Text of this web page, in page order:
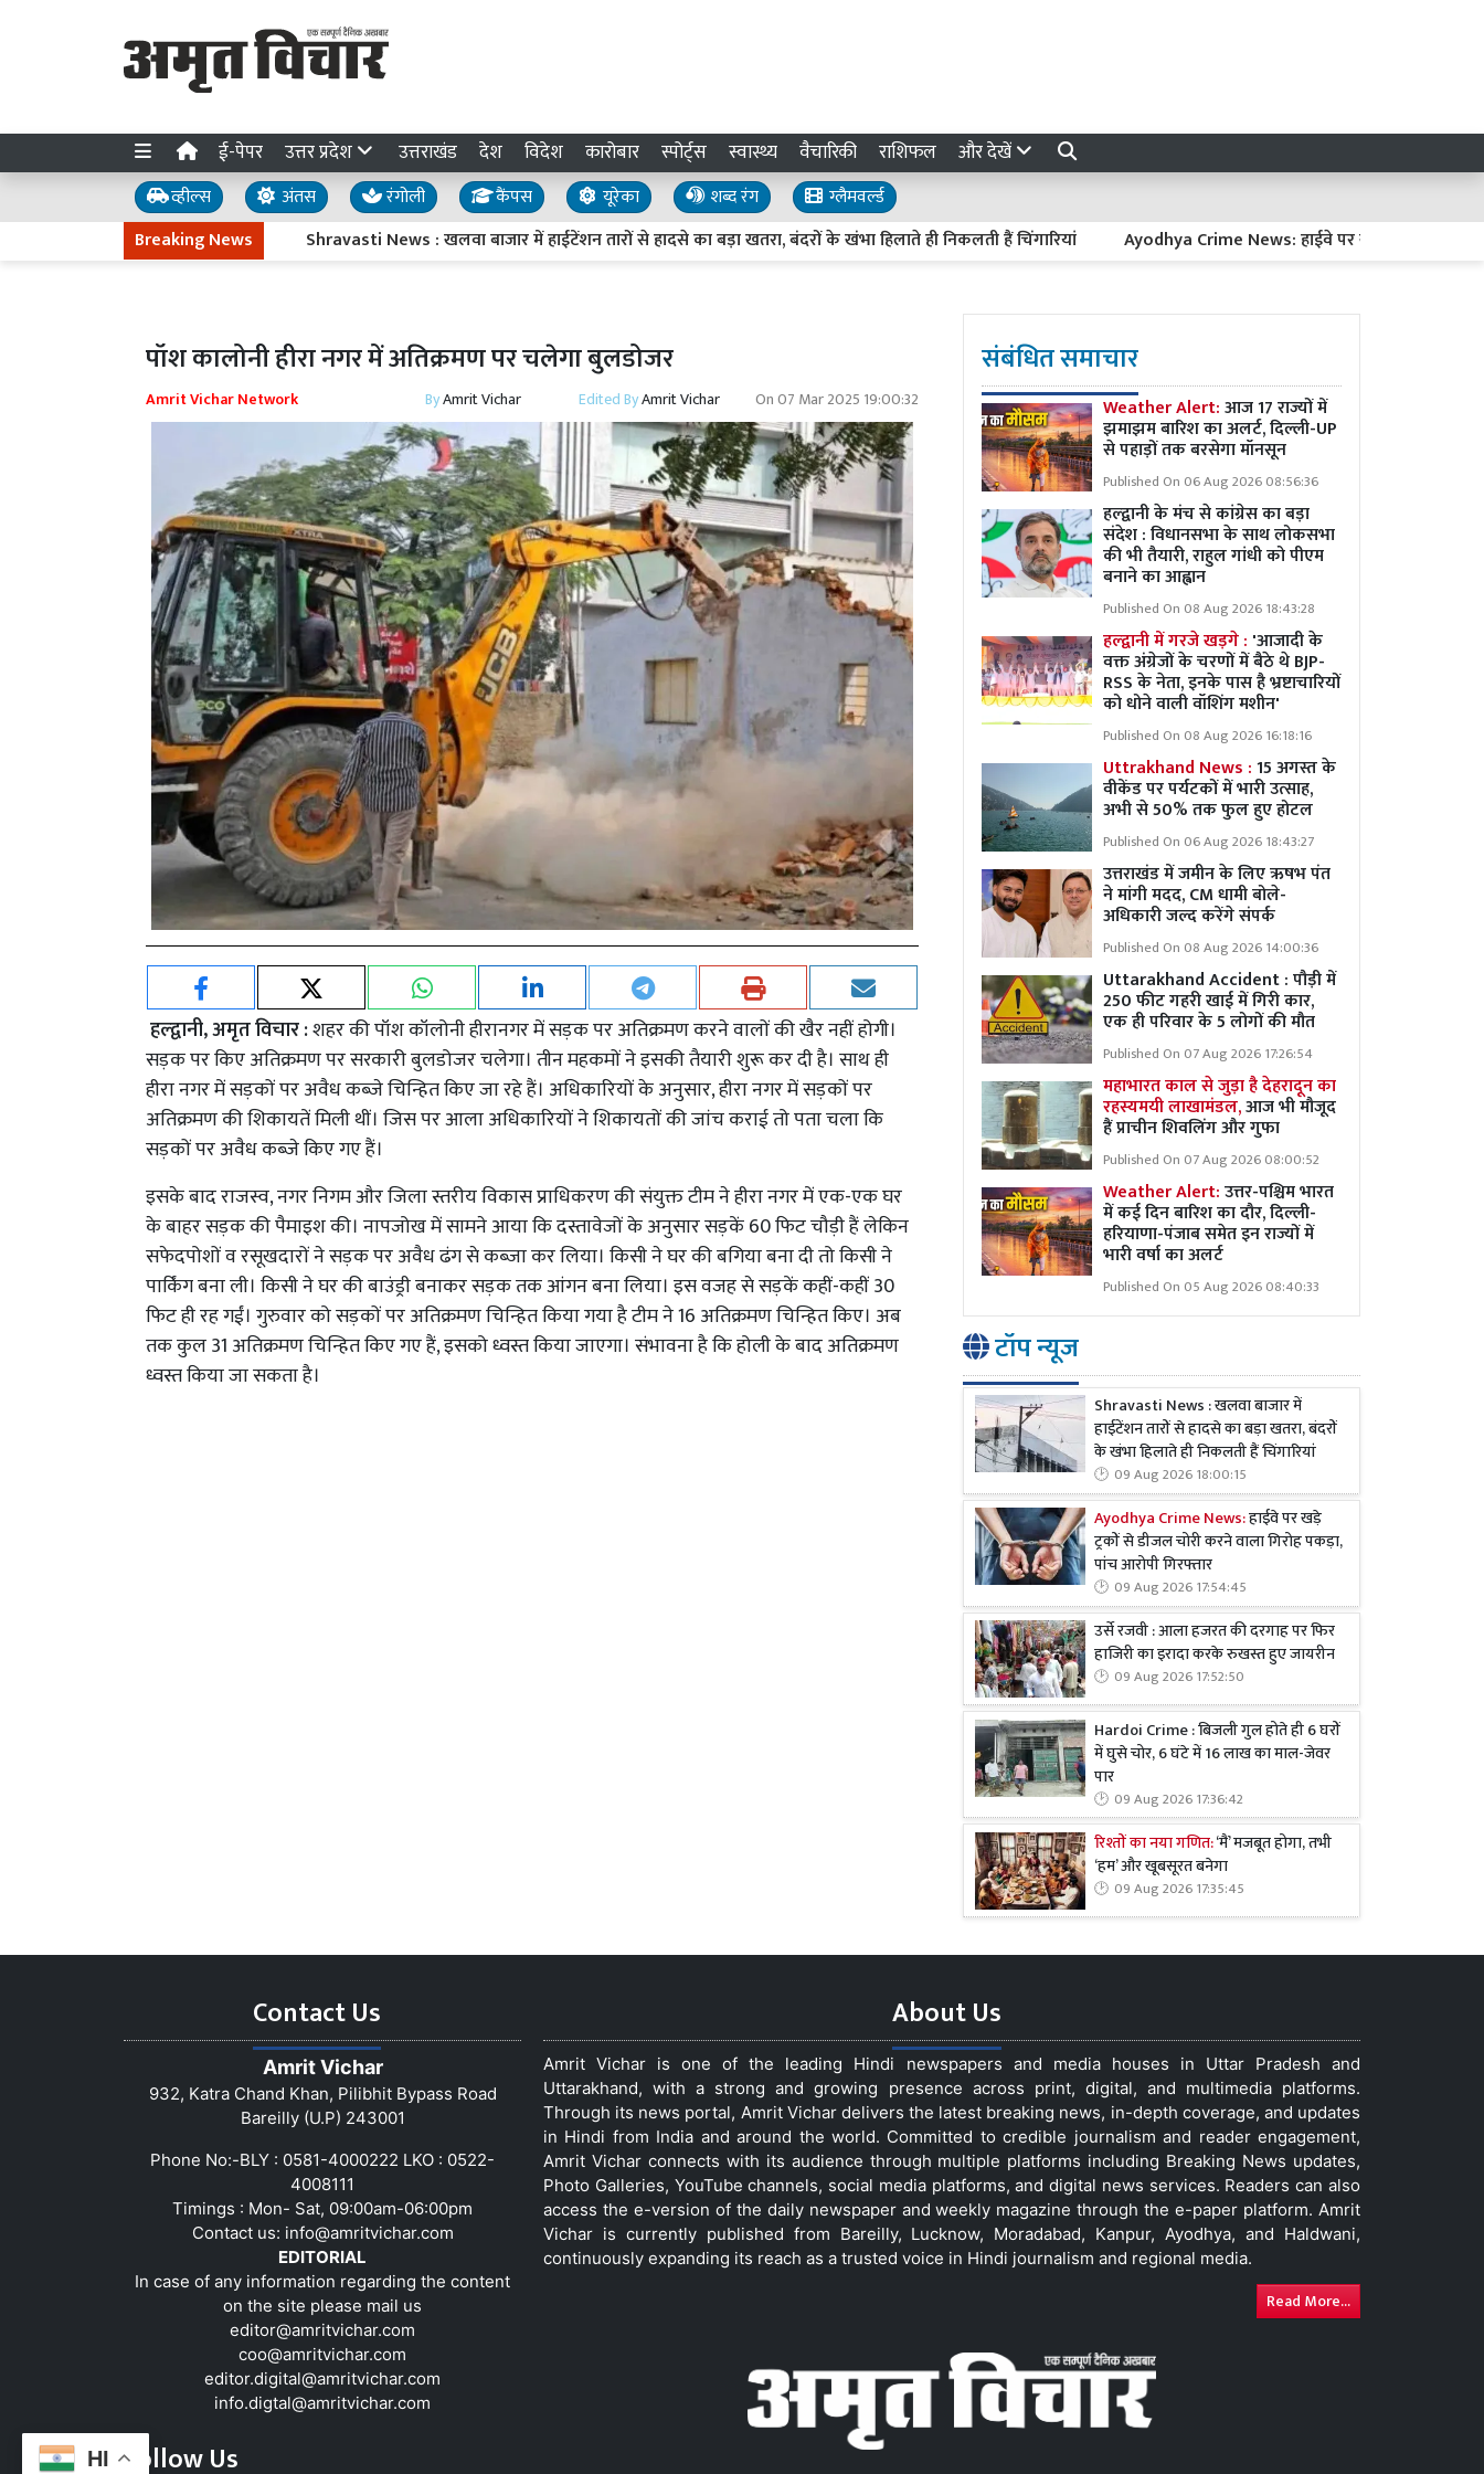
ई-पेपर उत्तर प्रदेश उत्तराखंड देश विदेश कारोबार स्पोर्ट्स स्वास्थ्य वैचारिकी राशिफल और देखें
व्हील्स अंतस रंगोली कैंपस यूरेका शब्द रंग
ग्लैमवर्ल्ड
Breaking News
Shravasti News : खलवा बाजार में हाईटेंशन तारों से हादसे का बड़ा खतरा, बंदरों के खंभा हिलाते ही निकलती हैं चिंगारियां Ayodhya Crime News: हाईवे पर खड़े ट्रकों से डीजल चोरी
HI
पॉश कालोनी हीरा नगर में अतिक्रमण पर चलेगा बुलडोजर
Amrit Vichar Network ByAmrit Vichar Edited ByAmrit Vichar On07 Mar 2025 19:00:32
हल्द्वानी, अमृत विचार :शहर की पॉश कॉलोनी हीरानगर में सड़क पर अतिक्रमण करने वालों की खैर नहीं होगी।
सड़क पर किए अतिक्रमण पर सरकारी बुलडोजर चलेगा। तीन महकमों ने इसकी तैयारी शुरू कर दी है। साथ ही
हीरा नगर में सड़कों पर अवैध कब्जे चिन्हित किए जा रहे हैं। अधिकारियों के अनुसार, हीरा नगर में सड़कों पर
अतिक्रमण की शिकायतें मिली थीं। जिस पर आला अधिकारियों ने शिकायतों की जांच कराई तो पता चला कि
सड़कों पर अवैध कब्जे किए गए हैं।
इसके बाद राजस्व, नगर निगम और जिला स्तरीय विकास प्राधिकरण की संयुक्त टीम ने हीरा नगर में एक-एक घर
के बाहर सड़क की पैमाइश की। नापजोख में सामने आया कि दस्तावेजों के अनुसार सड़कें 60 फिट चौड़ी हैं लेकिन
सफेदपोशों व रसूखदारों ने सड़क पर अवैध ढंग से कब्जा कर लिया। किसी ने घर की बगिया बना दी तो किसी ने
पार्किंग बना ली। किसी ने घर की बाउंड्री बनाकर सड़क तक आंगन बना लिया। इस वजह से सड़कें कहीं-कहीं 30
फिट ही रह गईं। गुरुवार को सड़कों पर अतिक्रमण चिन्हित किया गया है टीम ने 16 अतिक्रमण चिन्हित किए। अब
तक कुल 31 अतिक्रमण चिन्हित किए गए हैं, इसको ध्वस्त किया जाएगा। संभावना है कि होली के बाद अतिक्रमण
ध्वस्त किया जा सकता है।
संबंधित समाचार
Weather Alert:आज 17 राज्यों में
झमाझम बारिश का अलर्ट, दिल्ली-UP
से पहाड़ों तक बरसेगा मॉनसून
Published On 06 Aug 2026 08:56:36
हल्द्वानी के मंच से कांग्रेस का बड़ा
संदेश : विधानसभा के साथ लोकसभा
की भी तैयारी, राहुल गांधी को पीएम
बनाने का आह्वान
Published On 08 Aug 2026 18:43:28
हल्द्वानी में गरजे खड़गे : 'आजादी के
वक्त अंग्रेजों के चरणों में बैठे थे BJP-
RSS के नेता, इनके पास है भ्रष्टाचारियों
को धोने वाली वॉशिंग मशीन'
Published On 08 Aug 2026 16:18:16
Uttrakhand News :15 अगस्त के
वीकेंड पर पर्यटकों में भारी उत्साह,
अभी से 50% तक फुल हुए होटल
Published On 06 Aug 2026 18:43:27
उत्तराखंड में जमीन के लिए ऋषभ पंत
ने मांगी मदद, CM धामी बोले-
अधिकारी जल्द करेंगे संपर्क
Published On 08 Aug 2026 14:00:36
Uttarakhand Accident : पौड़ी में
250 फीट गहरी खाई में गिरी कार,
एक ही परिवार के 5 लोगों की मौत
Published On 07 Aug 2026 17:26:54
महाभारत काल से जुड़ा है देहरादून का
रहस्यमयी लाखामंडल,आज भी मौजूद
हैं प्राचीन शिवलिंग और गुफा
Published On 07 Aug 2026 08:00:52
Weather Alert:उत्तर-पश्चिम भारत
में कई दिन बारिश का दौर, दिल्ली-
हरियाणा-पंजाब समेत इन राज्यों में
भारी वर्षा का अलर्ट
Published On 05 Aug 2026 08:40:33
टॉप न्यूज
Shravasti News : खलवा बाजार में
हाईटेंशन तारों से हादसे का बड़ा खतरा, बंदरों
के खंभा हिलाते ही निकलती हैं चिंगारियां
09 Aug 2026 18:00:15
Ayodhya Crime News:हाईवे पर खड़े
ट्रकों से डीजल चोरी करने वाला गिरोह पकड़ा,
पांच आरोपी गिरफ्तार
09 Aug 2026 17:54:45
उर्से रजवी : आला हजरत की दरगाह पर फिर
हाजिरी का इरादा करके रुखस्त हुए जायरीन
09 Aug 2026 17:52:50
Hardoi Crime : बिजली गुल होते ही 6 घरों
में घुसे चोर, 6 घंटे में 16 लाख का माल-जेवर
पार
09 Aug 2026 17:36:42
रिश्तों का नया गणित:‘मैं’ मजबूत होगा, तभी
‘हम’ और खूबसूरत बनेगा
09 Aug 2026 17:35:45
Contact Us
Amrit Vichar
932, Katra Chand Khan, Pilibhit Bypass Road
Bareilly (U.P) 243001
Phone No:-BLY : 0581-4000222 LKO : 0522-
4008111
Timings : Mon- Sat, 09:00am-06:00pm
Contact us: info@amritvichar.com
EDITORIAL
In case of any information regarding the content
on the site please mail us
editor@amritvichar.com
coo@amritvichar.com
editor.digital@amritvichar.com
info.digtal@amritvichar.com
Follow Us
About Us
Amrit Vichar is one of the leading Hindi newspapers and media houses in Uttar Pradesh and
Uttarakhand, with a strong and growing presence across print, digital, and multimedia platforms.
Through its news portal, Amrit Vichar delivers the latest breaking news, in-depth coverage, and updates
in Hindi from India and around the world. Committed to credible journalism and reader engagement,
Amrit Vichar connects with its audience through multiple platforms including Breaking News updates,
Photo Galleries, YouTube channels, social media platforms, and digital news services. Readers can also
access the e-version of the daily newspaper and weekly magazine through the e-paper platform. Amrit
Vichar is currently published from Bareilly, Lucknow, Moradabad, Kanpur, Ayodhya, and Haldwani,
continuously expanding its reach as a trusted voice in Hindi journalism and regional media.
Read More...